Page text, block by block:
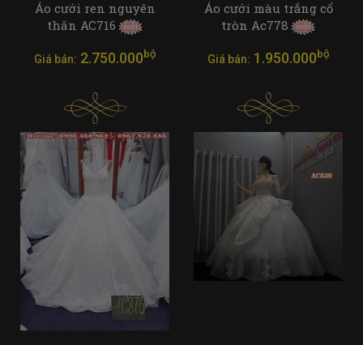
Áo cưới ren nguyên
thân AC716
Giá bán: 2.750.000bộ
Áo cưới màu trắng cổ
tròn Ac778
Giá bán: 1.950.000bộ